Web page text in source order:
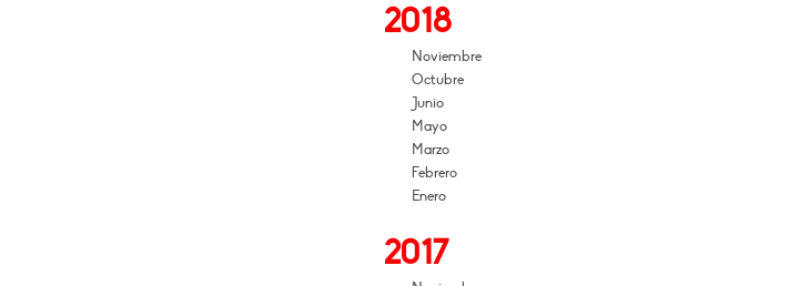
2018
Noviembre
Octubre
Junio
Mayo
Marzo
Febrero
Enero
2017